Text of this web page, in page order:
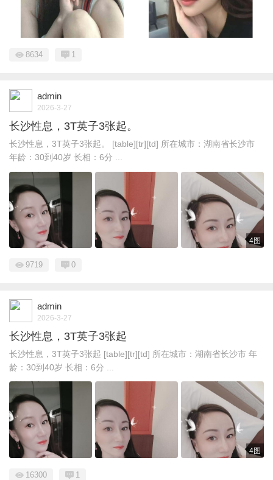
8634 1
admin
2026-3-27
长沙性息，3T英子3张起。
长沙性息，3T英子3张起。 [table][tr][td] 所在城市：湖南省长沙市
年龄：30到40岁 长相：6分 ...
4图
9719 0
admin
2026-3-27
长沙性息，3T英子3张起
长沙性息，3T英子3张起 [table][tr][td] 所在城市：湖南省长沙市 年
龄：30到40岁 长相：6分 ...
4图
16300 1